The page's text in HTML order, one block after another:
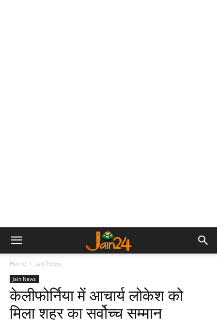
Home Jain News
Jain News
केलीफोर्निया में आचार्य लोकेश को
मिला शहर का सर्वोच्च सम्मान